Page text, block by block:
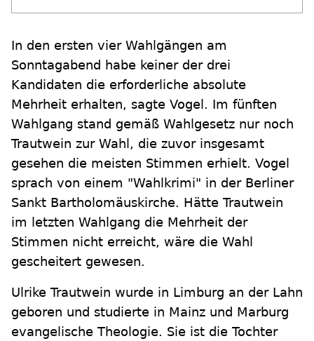
In den ersten vier Wahlgängen am
Sonntagabend habe keiner der drei
Kandidaten die erforderliche absolute
Mehrheit erhalten, sagte Vogel. Im fünften
Wahlgang stand gemäß Wahlgesetz nur noch
Trautwein zur Wahl, die zuvor insgesamt
gesehen die meisten Stimmen erhielt. Vogel
sprach von einem "Wahlkrimi" in der Berliner
Sankt Bartholomäuskirche. Hätte Trautwein
im letzten Wahlgang die Mehrheit der
Stimmen nicht erreicht, wäre die Wahl
gescheitert gewesen.
Ulrike Trautwein wurde in Limburg an der Lahn
geboren und studierte in Mainz und Marburg
evangelische Theologie. Sie ist die Tochter